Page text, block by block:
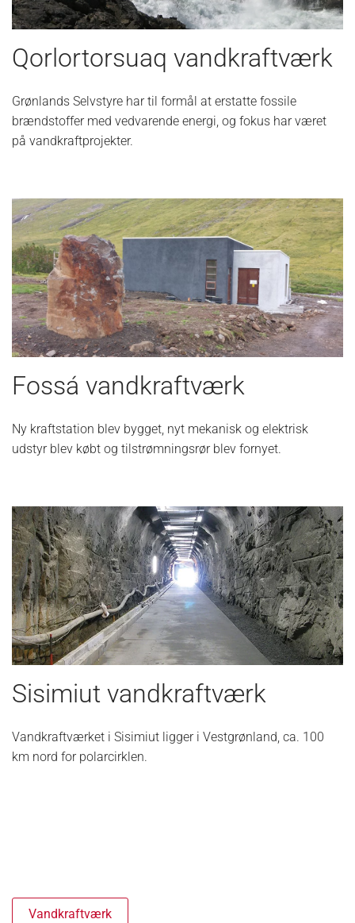
Qorlortorsuaq vandkraftværk
Grønlands Selvstyre har til formål at erstatte fossile
brændstoffer med vedvarende energi, og fokus har været
på vandkraftprojekter.
Fossá vandkraftværk
Ny kraftstation blev bygget, nyt mekanisk og elektrisk
udstyr blev købt og tilstrømningsrør blev fornyet.
Sisimiut vandkraftværk
Vandkraftværket i Sisimiut ligger i Vestgrønland, ca. 100
km nord for polarcirklen.
Vandkraftværk